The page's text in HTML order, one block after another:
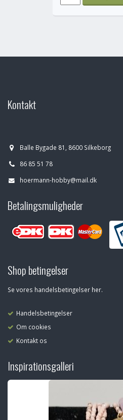
Kontakt
Balle Bygade 81, 8600 Silkeborg
86 85 51 78
hoermann-hobby@mail.dk
Betalingsmuligheder
Shop betingelser
Se vores handelsbetingelser her.
Handelsbetingelser
Om cookies
Kontakt os
Inspirationsgalleri